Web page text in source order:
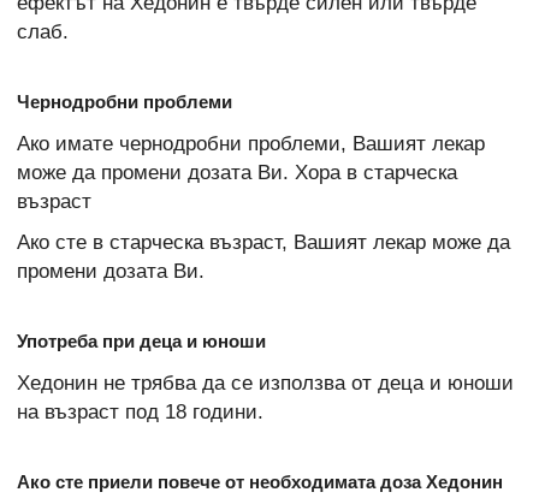
слаб.
Чернодробни проблеми
Ако имате чернодробни проблеми, Вашият лекар
може да промени дозата Ви. Хора в старческа
възраст
Ако сте в старческа възраст, Вашият лекар може да
промени дозата Ви.
Употреба при деца и юноши
Хедонин не трябва да се използва от деца и юноши
на възраст под 18 години.
Ако сте приели повече от необходимата доза Хедонин